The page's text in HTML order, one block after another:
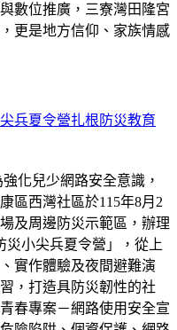
數位推廣，三寮灣田隆宮
更是地方信仰、家族情感
兵夏令營扎根防災教育
化兒少網路安全意識，
區西灣社區於115年8月2
及周邊防災示範區，辦理
災小尖兵夏令營」，從上
實作體驗及夜間避難演
，打造具防災韌性的社
春專案－網路使用安全宣